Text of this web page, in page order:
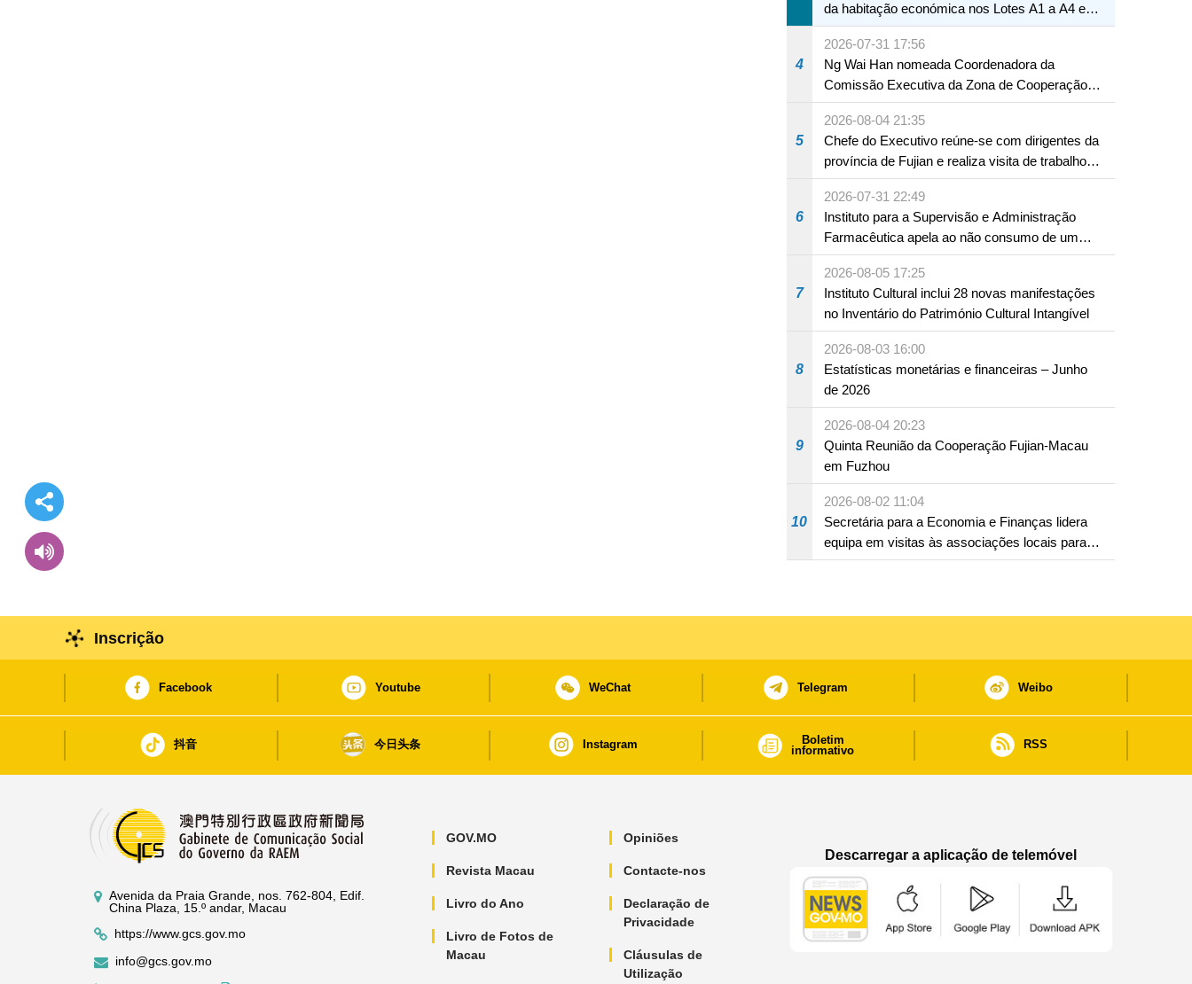
da habitação económica nos Lotes A1 a A4 e
A12 da Zona A dos Novos Aterros
4
2026-07-31 17:56
Ng Wai Han nomeada Coordenadora da
Comissão Executiva da Zona de Cooperação
Aprofundada entre Guangdong e Macau em
Hengqin
5
2026-08-04 21:35
Chefe do Executivo reúne-se com dirigentes da
província de Fujian e realiza visita de trabalho
em Fuzhou
6
2026-07-31 22:49
Instituto para a Supervisão e Administração
Farmacêutica apela ao não consumo de um
produto com substâncias medicamentosas
ocidentais
7
2026-08-05 17:25
Instituto Cultural inclui 28 novas manifestações
no Inventário do Património Cultural Intangível
8
2026-08-03 16:00
Estatísticas monetárias e financeiras – Junho
de 2026
9
2026-08-04 20:23
Quinta Reunião da Cooperação Fujian-Macau
em Fuzhou
10
2026-08-02 11:04
Secretária para a Economia e Finanças lidera
equipa em visitas às associações locais para
consolidar consensos e promover os trabalhos
Inscrição
Facebook Youtube WeChat Telegram Weibo
抖音 今日头条 Instagram
Boletim
informativo
RSS
Avenida da Praia Grande, nos. 762-804, Edif.
China Plaza, 15.º andar, Macau
https://www.gcs.gov.mo
info@gcs.gov.mo
GOV.MO
Revista Macau
Livro do Ano
Livro de Fotos de
Macau
Opiniões
Contacte-nos
Declaração de
Privacidade
Cláusulas de
Utilização
Descarregar a aplicação de telemóvel